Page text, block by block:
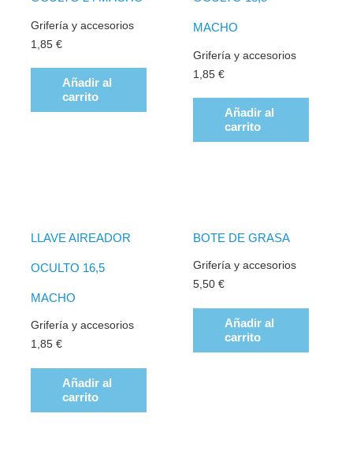
Grifería y accesorios
1,85€
Añadir al
carrito
MACHO
Grifería y accesorios
1,85 €
Añadir al
carrito
LLAVE AIREADOR
OCULTO 16,5
MACHO
Grifería y accesorios
1,85€
Añadir al
carrito
BOTE DE GRASA
Grifería y accesorios
5,50 €
Añadir al
carrito